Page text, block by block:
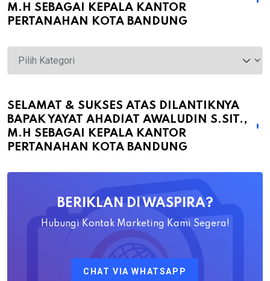
M.H SEBAGAI KEPALA KANTOR
PERTANAHAN KOTA BANDUNG
Selamat
&
atas
Dilantiknya
Bapak
Ahadiat
SELAMAT & SUKSES ATAS DILANTIKNYA
BAPAK YAYAT AHADIAT AWALUDIN S.SIT.,
M.H SEBAGAI KEPALA KANTOR
PERTANAHAN KOTA BANDUNG
BERIKLAN DI WASPIRA?
Hubungi Kontak Marketing Kami Segera!
CHAT VIA WHATSAPP